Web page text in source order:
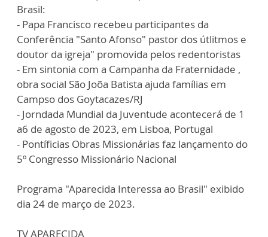
Brasil:
- Papa Francisco recebeu participantes da
Conferência "Santo Afonso" pastor dos útlitmos e
doutor da igreja" promovida pelos redentoristas
- Em sintonia com a Campanha da Fraternidade ,
obra social São Joõa Batista ajuda famílias em
Campso dos Goytacazes/RJ
- Jorndada Mundial da Juventude acontecerá de 1
a6 de agosto de 2023, em Lisboa, Portugal
- Pontíficias Obras Missionárias faz lançamento do
5º Congresso Missionário Nacional
Programa "Aparecida Interessa ao Brasil" exibido
dia 24 de março de 2023.
TV APARECIDA